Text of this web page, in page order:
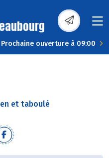
Prochaine ouverture à 09:00
et taboulé